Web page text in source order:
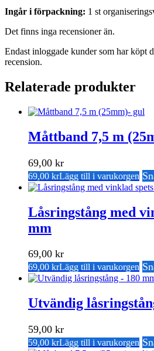
Ingår i förpackning: 1 st
Det finns inga recensioner än.
Endast inloggade kunder som har köpt
recension.
Relaterade produkter
Måttband 7,5 m
69,00 kr
69,00 krLägg till i varukorgen
Låsringstång med
mm
69,00 kr
69,00 krLägg till i varukorgen
Utvändig
59,00 kr
59,00 krLägg till i varukorgen